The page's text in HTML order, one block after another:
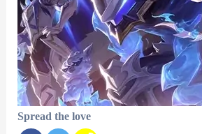
Spread the love